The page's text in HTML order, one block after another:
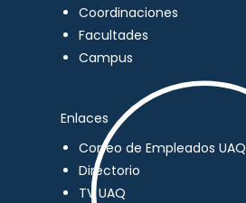
Coordinaciones
Facultades
Campus
Enlaces
Correo de Empleados UAQ
Directorio
TV UAQ